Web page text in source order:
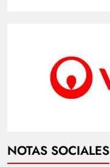
NOTAS SOCIALES